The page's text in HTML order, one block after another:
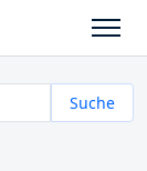
Suche